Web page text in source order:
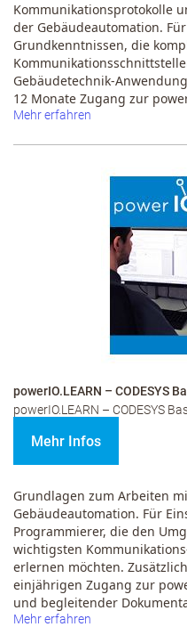
Kommunikationsprotokolle
der Gebäudeautomation.
Grundkenntnissen, die
Gebäudetechnik-
12 Monate Zugang zur
Mehr erfahren
powerIO.LEARN – CODESYS
powerIO.LEARN – CODESYS
Mehr Infos
Grundlagen zum Arbeiten
Gebäudeautomation. Für
Programmierer, die den
wichtigsten
erlernen möchten.
einjährigen Zugang zur
und begleitender
Mehr erfahren